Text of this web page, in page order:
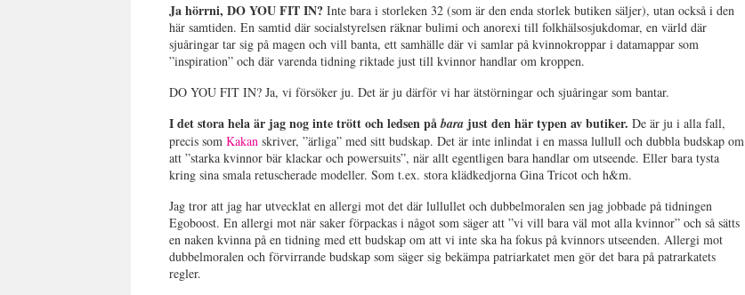
Ja hörrni, DO YOU FIT IN?Inte bara i storleken 32 (som är den enda storlek butiken säljer), utan också i den
här samtiden. En samtid där socialstyrelsen räknar bulimi och anorexi till folkhälsosjukdomar, en värld där
sjuåringar tar sig på magen och vill banta, ett samhälle där vi samlar på kvinnokroppar i datamappar som
”inspiration” och där varenda tidning riktade just till kvinnor handlar om kroppen.
DO YOU FIT IN? Ja, vi försöker ju. Det är ju därför vi har ätstörningar och sjuåringar som bantar.
I det stora hela är jag nog inte trött och ledsen påbara just den här typen av butiker.De är ju i alla fall,
precis somKakan skriver, ”ärliga” med sitt budskap. Det är inte inlindat i en massa lullull och dubbla budskap om
att ”starka kvinnor bär klackar och powersuits”, när allt egentligen bara handlar om utseende. Eller bara tysta
kring sina smala retuscherade modeller. Som t.ex. stora klädkedjorna Gina Tricot och h&m.
Jag tror att jag har utvecklat en allergi mot det där lullullet och dubbelmoralen sen jag jobbade på tidningen
Egoboost. En allergi mot när saker förpackas i något som säger att ”vi vill bara väl mot alla kvinnor” och så sätts
en naken kvinna på en tidning med ett budskap om att vi inte ska ha fokus på kvinnors utseenden. Allergi mot
dubbelmoralen och förvirrande budskap som säger sig bekämpa patriarkatet men gör det bara på patrarkatets
regler.